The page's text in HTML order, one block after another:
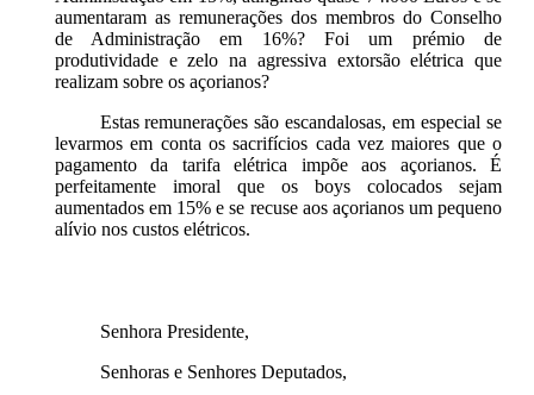
aumentaram as remunerações dos membros do Conselho
de Administração em 16%? Foi um prémio de
produtividade e zelo na agressiva extorsão elétrica que
realizam sobre os açorianos?
Estas remunerações são escandalosas, em especial se
levarmos em conta os sacrifícios cada vez maiores que o
pagamento da tarifa elétrica impõe aos açorianos. É
perfeitamente imoral que os boys colocados sejam
aumentados em 15% e se recuse aos açorianos um pequeno
alívio nos custos elétricos.
Senhora Presidente,
Senhoras e Senhores Deputados,